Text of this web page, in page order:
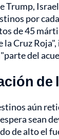
Trump,
por
de 45
la Cruz
del
de
aún
sean
de alto el